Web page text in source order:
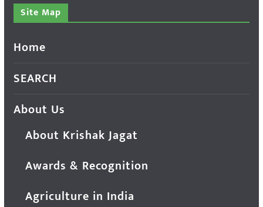
Site Map
Home
SEARCH
About Us
About Krishak Jagat
Awards & Recognition
Agriculture in India